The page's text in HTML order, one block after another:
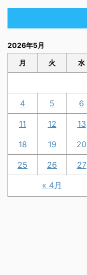
2026年5月
月 火 水
« 4月
4 5 6
11 12 13
18 19 20
25 26 27